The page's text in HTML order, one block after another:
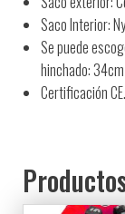
SacoInterior:
Se puede
hinchado:
Certificación CE.